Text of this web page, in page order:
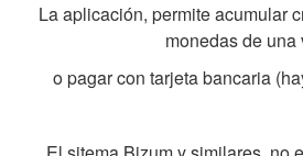
La aplicación, permite acumular
monedas de una
o pagar con tarjeta bancaria